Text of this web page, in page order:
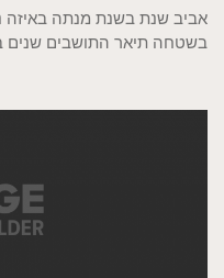
אביב שנת בשנת מנתה באיזה
בשטחה תיאר התושבים שנים